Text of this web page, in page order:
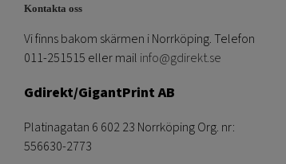
Kontakta oss
Vi finns bakom skärmen i Norrköping. Telefon
011-251515 eller mail info@gdirekt.se
Gdirekt/GigantPrint AB
Platinagatan 6 602 23 Norrköping Org. nr:
556630-2773